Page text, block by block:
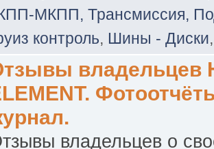
МКПП, Трансмиссия,
контроль, Шины - Диски
владельцев
владельцев о